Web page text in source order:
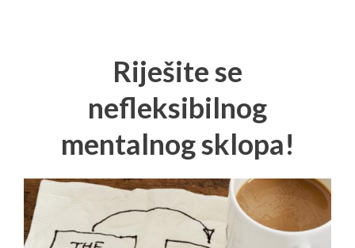
Riješite se
nefleksibilnog
mentalnog sklopa!